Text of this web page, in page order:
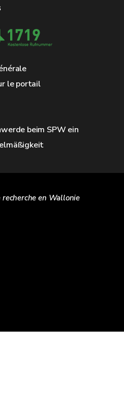
le portail
beim SPW ein
en Wallonie